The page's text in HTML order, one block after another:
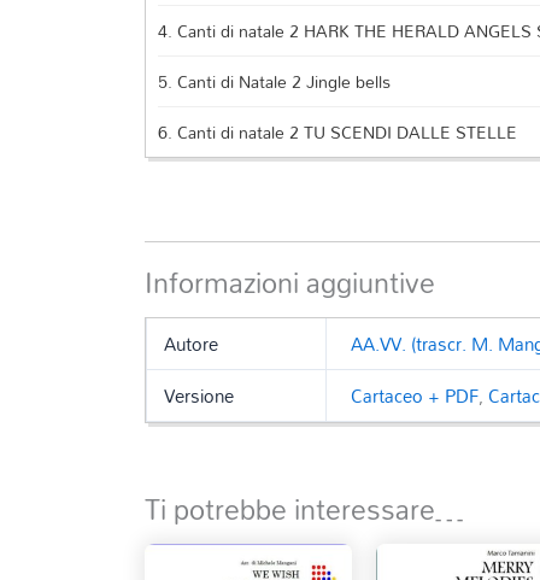
4.Canti di natale 2 HARK THE HERALD ANGELS
5.Canti di Natale 2 Jingle bells
6.Canti di natale 2 TU SCENDI DALLE STELLE
Informazioni aggiuntive
Autore
AA.VV. (trascr. M.
Versione
Cartaceo + PDF,
Ti potrebbe interessare…